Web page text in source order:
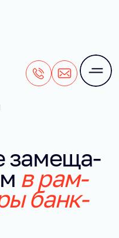
+7 (495) 106-28-71
за­ме­ща­
в рам­
банк­